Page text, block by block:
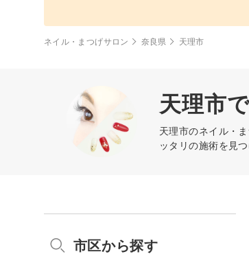
ネイル・まつげサロン 奈良県 天理市
天理市
天理市のネイル・
ッタリの施術を見
市区から探す